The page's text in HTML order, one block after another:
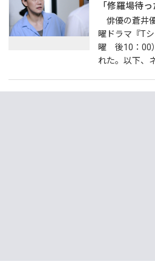
「修羅場待っ
俳優の蒼井
曜ドラマ『T
曜 後10：00
れた。以下、